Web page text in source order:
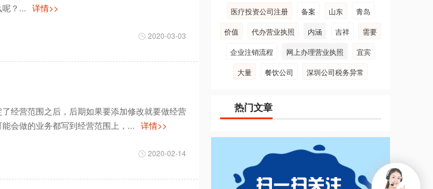
？... 详情>>
2020-03-03
经营范围之后，后期如果要添加修改就要做经营
会做的业务都写到经营范围上，... 详情>>
2020-02-14
医疗投资公司注册
备案 山东
青岛
价值
代办营业执照 内涵 吉祥
需要
企业注销流程
网上办理营业执照
宜宾
大量
餐饮公司 深圳公司税务异常
热门文章